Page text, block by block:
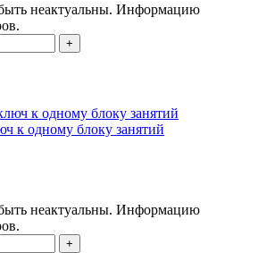
неактуальны. Информацию
+
к одному блоку занятий
неактуальны. Информацию
+